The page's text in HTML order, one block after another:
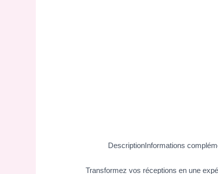
DescriptionInformations
Transformez vos réceptions en une